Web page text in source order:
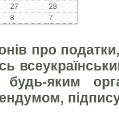
27
28
8 7
про
будь-яким